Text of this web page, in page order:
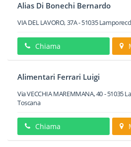
Alias Di Bonechi Bernardo
VIA DEL LAVORO, 37A-51035
Chiama
Alimentari Ferrari Luigi
Via VECCHIA MAREMMANA, 40-51035
Toscana
Chiama